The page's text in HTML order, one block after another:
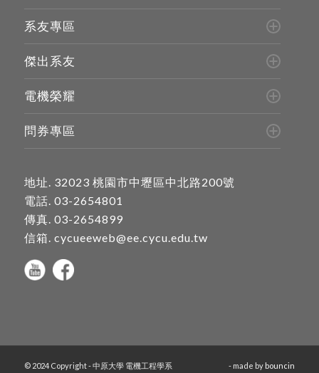
系友專區
傑出系友
電機榮耀
問券專區
地址. 32023 桃園市中壢區中北路200號
電話. 03-2654801
傳真. 03-2654899
信箱. cycueeweb@ee.cycu.edu.tw
© 2024 Copyright - 中原大學 電機工程學系 - made by bouncin